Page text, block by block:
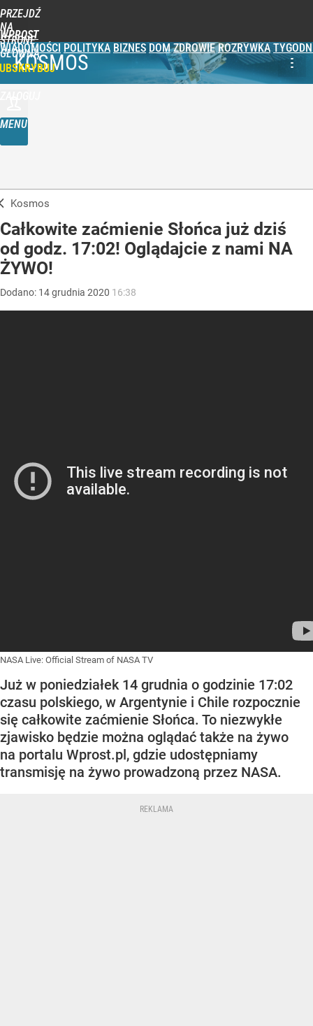
PRZEJDŹ
NA
STRONĘ
GŁÓWNĄ
WPROST
WIADOMOŚCI POLITYKA BIZNES DOM ZDROWIE ROZRYWKA
MENU
KOSMOS
Kosmos
Całkowite zaćmienie Słońca już dziś
od godz. 17:02! Oglądajcie z nami NA
ŻYWO!
Dodano: 14grudnia 2020 16:38
NASA Live: Official Stream of NASA TV
Już w poniedziałek 14 grudnia o godzinie 17:02
czasu polskiego, w Argentynie i Chile rozpocznie
się całkowite zaćmienie Słońca. To niezwykłe
zjawisko będzie można oglądać także na żywo
na portalu Wprost.pl, gdzie udostępniamy
transmisję na żywo prowadzoną przez NASA.